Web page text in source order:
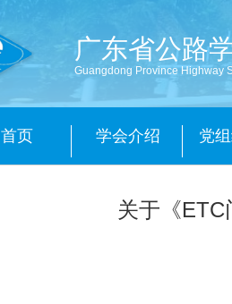
广东省公路
Guangdong Province Highway
首页 学会介绍 党
关于《